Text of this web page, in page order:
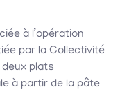
à l’opération
par la Collectivité
plats
à partir de la pâte